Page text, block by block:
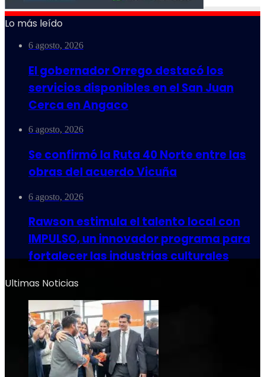
Lo más leído
6 agosto, 2026
El gobernador Orrego destacó los
servicios disponibles en el San Juan
Cerca en Angaco
6 agosto, 2026
Se confirmó la Ruta 40 Norte entre las
obras del acuerdo Vicuña
6 agosto, 2026
Rawson estimula el talento local con
IMPULSO, un innovador programa para
fortalecer las industrias culturales
Ultimas Noticias